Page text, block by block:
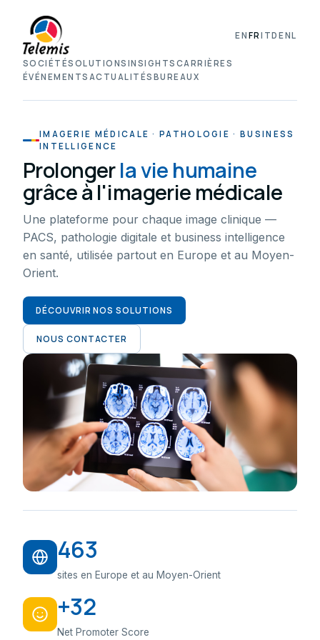
SOCIÉTÉSOLUTIONS INSIGHTS CARRIÈRES
ÉVÉNEMENTS ACTUALITÉS BUREAUX
ENFRITDENL
IMAGERIE MÉDICALE · PATHOLOGIE · BUSINESS
INTELLIGENCE
Prolongerla vie humaine
grâce à l'imagerie médicale
Une plateforme pour chaque image clinique —
PACS, pathologie digitale et business intelligence
en santé, utilisée partout en Europe et au Moyen-
Orient.
DÉCOUVRIR NOS SOLUTIONS
NOUS CONTACTER
463
sites en Europe et au Moyen-Orient
+32
Net Promoter Score